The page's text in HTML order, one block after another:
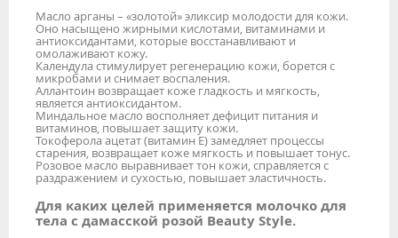
Масло арганы – «золотой» эликсир молодости для кожи.
Оно насыщено жирными кислотами, витаминами и
антиоксидантами, которые восстанавливают и
омолаживают кожу.
Календула стимулирует регенерацию кожи, борется с
микробами и снимает воспаления.
Аллантоин возвращает коже гладкость и мягкость,
является антиоксидантом.
Миндальное масло восполняет дефицит питания и
витаминов, повышает защиту кожи.
Токоферола ацетат (витамин Е) замедляет процессы
старения, возвращает коже мягкость и повышает тонус.
Розовое масло выравнивает тон кожи, справляется с
раздражением и сухостью, повышает эластичность.
Для каких целей применяется молочко для
тела с дамасской розой Beauty Style.